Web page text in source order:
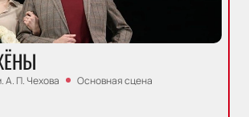
А. П. Чехова Основная сцена